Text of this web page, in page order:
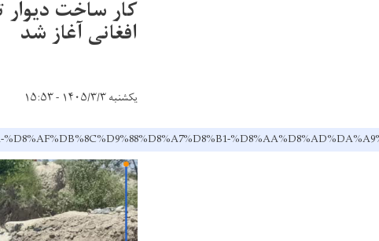
افغانی آغاز شد
یکشنبه ۱۴۰۵/۳/۳ - ۱۵:۵۳